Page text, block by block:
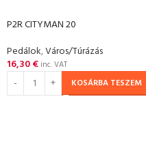
P2R CITYMAN 20
Pedálok,Város/Túrázás
16,30€ inc. VAT
KOSÁRBA TESZEM